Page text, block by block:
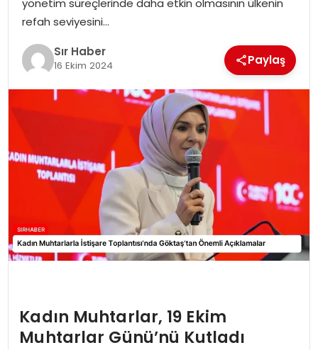
refah seviyesini…
Sır Haber
16 Ekim 2024 Paylaş
Kadın Muhtarlar, 19 Ekim
Muhtarlar Günü’nü Kutladı